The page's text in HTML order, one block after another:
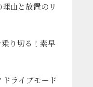
由と放置のリ
り切る！素早
ライブモード